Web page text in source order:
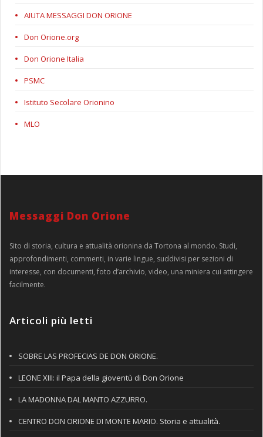
AIUTA MESSAGGI DON ORIONE
Don Orione.org
Don Orione Italia
PSMC
Istituto Secolare Orionino
MLO
Messaggi Don Orione
Sito di storia, cultura e attualità orionina da Tortona al mondo. Studi,
approfondimenti, commenti, in varie lingue, suddivisi per sezioni di
interesse, con documenti, foto d’archivio, video, una miniera cui attingere
facilmente.
Articoli più letti
SOBRE LAS PROFECIAS DE DON ORIONE.
LEONE XIII: il Papa della gioventù di Don Orione
LA MADONNA DAL MANTO AZZURRO.
CENTRO DON ORIONE DI MONTE MARIO. Storia e attualità.